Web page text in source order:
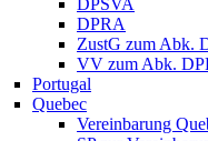
DPRA
ZustG zum Abk.
VV zum Abk.
Portugal
Quebec
Vereinbarung